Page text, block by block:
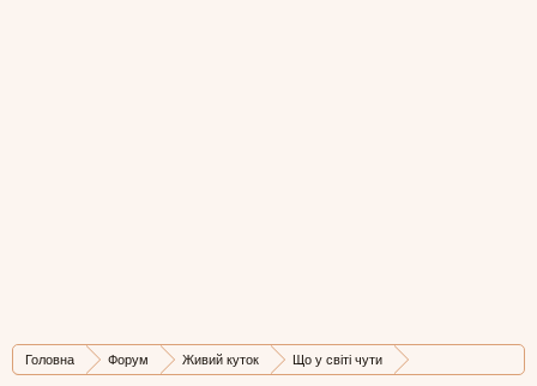
Головна Форум Живий куток
Що у світі чути